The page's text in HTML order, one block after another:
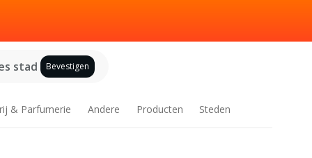
stad Bevestigen
& Parfumerie Andere Producten Steden